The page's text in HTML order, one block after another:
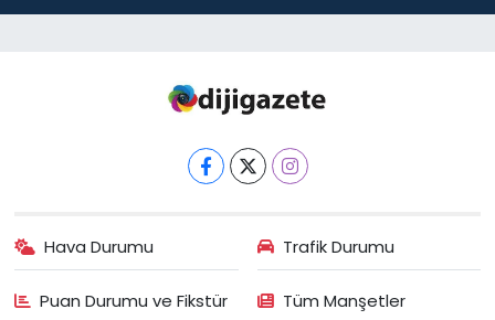
Hava Durumu Trafik Durumu
Puan Durumu ve Fikstür Tüm Manşetler